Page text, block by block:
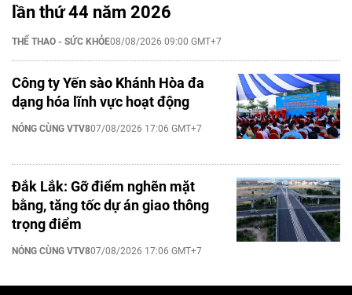
lần thứ 44 năm 2026
THỂ THAO - SỨC KHỎE08/08/2026 09:00 GMT+7
Công ty Yến sào Khánh Hòa đa
dạng hóa lĩnh vực hoạt động
NÓNG CÙNG VTV807/08/2026 17:06 GMT+7
Đắk Lắk: Gỡ điểm nghẽn mặt
bằng, tăng tốc dự án giao thông
trọng điểm
NÓNG CÙNG VTV807/08/2026 17:06 GMT+7